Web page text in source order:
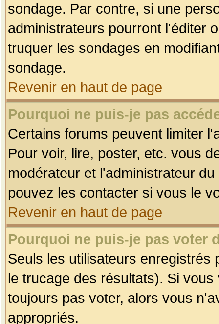
sondage. Par contre, si une
administrateurs pourront l'éditer
truquer les sondages en
sondage.
Revenir en haut de page
Pourquoi ne puis-je pas
Certains forums peuvent limiter
Pour voir, lire, poster, etc. vous
modérateur et l'administrateur
pouvez les contacter si vous le
Revenir en haut de page
Pourquoi ne puis-je pas voter
Seuls les utilisateurs enregistrés
le trucage des résultats). Si
toujours pas voter, alors vous
appropriés.